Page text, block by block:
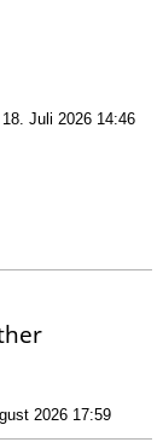
Juli 2026 14:46
2026 17:59